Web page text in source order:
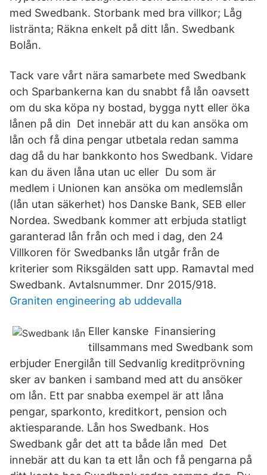
med Swedbank. Storbank med bra villkor; Låg
listränta; Räkna enkelt på ditt lån. Swedbank
Bolån.
Tack vare vårt nära samarbete med Swedbank
och Sparbankerna kan du snabbt få lån oavsett
om du ska köpa ny bostad, bygga nytt eller öka
lånen på din Det innebär att du kan ansöka om
lån och få dina pengar utbetala redan samma
dag då du har bankkonto hos Swedbank. Vidare
kan du även låna utan uc eller Du som är
medlem i Unionen kan ansöka om medlemslån
(lån utan säkerhet) hos Danske Bank, SEB eller
Nordea. Swedbank kommer att erbjuda statligt
garanterad lån från och med i dag, den 24
Villkoren för Swedbanks lån utgår från de
kriterier som Riksgälden satt upp. Ramavtal med
Swedbank. Avtalsnummer. Dnr 2015/918.
Graniten engineering ab uddevalla
Eller kanske Finansiering
tillsammans med Swedbank som
erbjuder Energilån till Sedvanlig kreditprövning
sker av banken i samband med att du ansöker
om lån. Ett par snabba exempel är att låna
pengar, sparkonto, kreditkort, pension och
aktiesparande. Lån hos Swedbank. Hos
Swedbank går det att ta både lån med Det
innebär att du kan ta ett lån och få pengarna på